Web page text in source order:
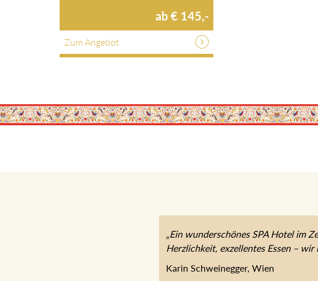
ab € 145,-
Zum Angebot
„Ein wunderschönes SPA Hotel im
Herzlichkeit, exzellentes Essen – wir
Karin Schweinegger, Wien